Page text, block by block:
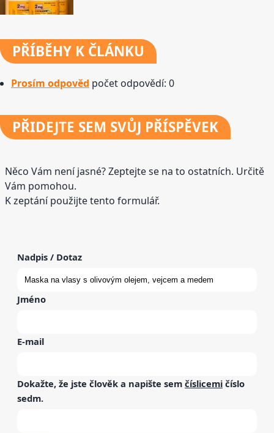
PŘÍBĚHY K ČLÁNKU
Prosím odpověd počet odpovědí: 0
PŘIDEJTE SEM SVŮJ PŘÍSPĚVEK
Něco Vám není jasné? Zeptejte se na to ostatních. Určitě
Vám pomohou.
K zeptání použijte tento formulář.
Nadpis / Dotaz
Jméno
E-mail
Dokažte, že jste člověk a napište sem číslicemi číslo
sedm.